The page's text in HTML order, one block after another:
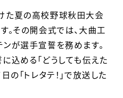
た夏の高校野球秋田大会
。その開会式では、大曲工
が選手宣誓を務めます。
込める「どうしても伝えた
の「トレタテ！」で放送した